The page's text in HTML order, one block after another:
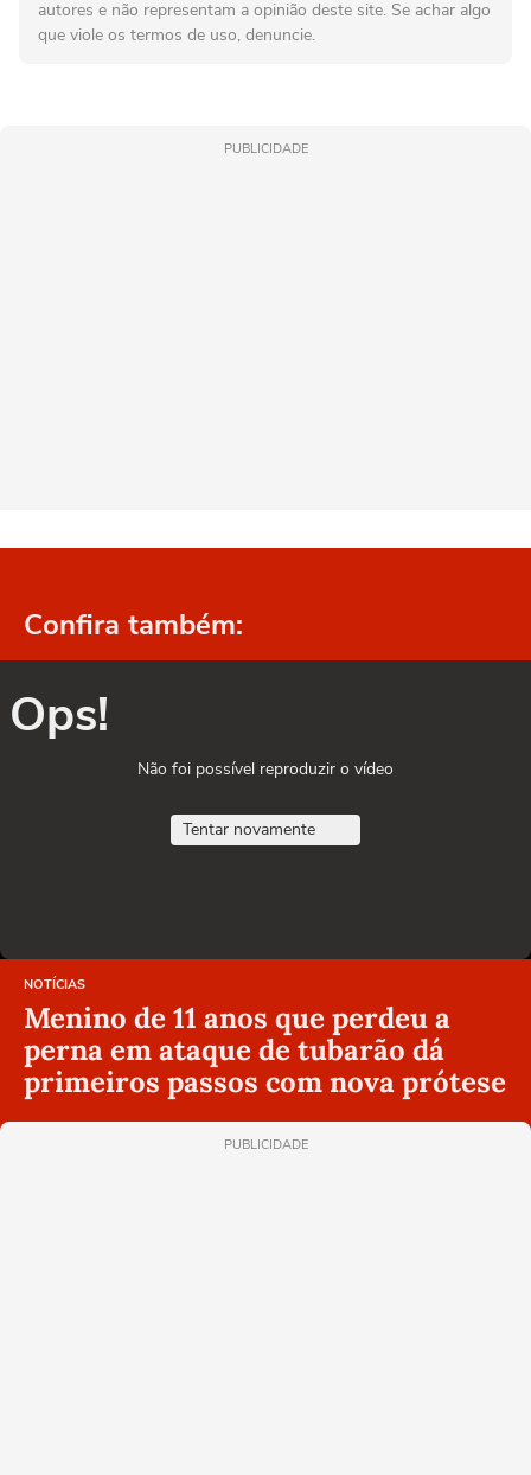
autores e não representam a opinião deste site. Se achar algo
que viole os termos de uso, denuncie.
PUBLICIDADE
Confira também:
Ops!
Não foi possível reproduzir o vídeo
Tentar novamente
NOTÍCIAS
Menino de 11 anos que perdeu a
perna em ataque de tubarão dá
primeiros passos com nova prótese
PUBLICIDADE